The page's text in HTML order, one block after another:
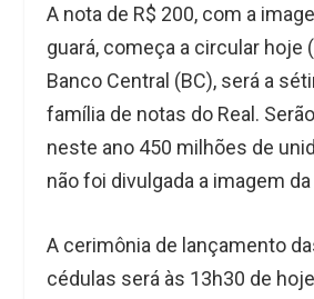
A nota de R$ 200, com a
guará, começa a circular hoje
Banco Central (BC), será a
família de notas do Real.
neste ano 450 milhões de
não foi divulgada a imagem
A cerimônia de lançamento
cédulas será às 13h30 de